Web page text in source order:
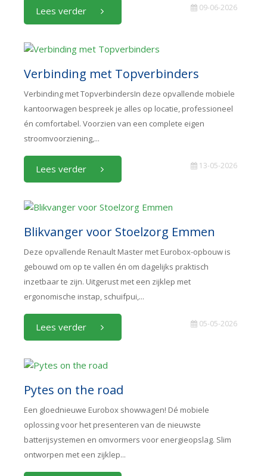
Lees verder 09-06-2026
Verbinding met Topverbinders
Verbinding met TopverbindersIn deze opvallende mobiele
kantoorwagen bespreek je alles op locatie, professioneel
én comfortabel. Voorzien van een complete eigen
stroomvoorziening,...
Lees verder 13-05-2026
Blikvanger voor Stoelzorg Emmen
Deze opvallende Renault Master met Eurobox-opbouw is
gebouwd om op te vallen én om dagelijks praktisch
inzetbaar te zijn. Uitgerust met een zijklep met
ergonomische instap, schuifpui,...
Lees verder 05-05-2026
Pytes on the road
Een gloednieuwe Eurobox showwagen! Dé mobiele
oplossing voor het presenteren van de nieuwste
batterijsystemen en omvormers voor energieopslag. Slim
ontworpen met een zijklep...